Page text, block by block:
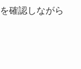
確認しながら